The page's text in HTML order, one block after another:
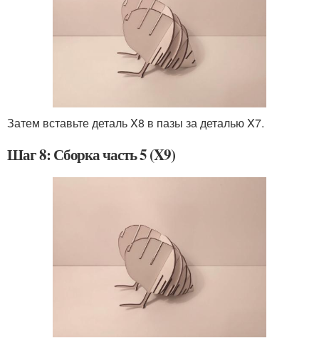
Затем вставьте деталь X8 в пазы за деталью X7.
Шаг 8: Сборка часть 5 (X9)